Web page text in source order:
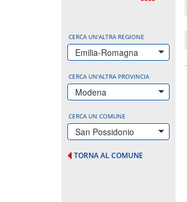
CERCA UN'ALTRA REGIONE
Emilia-Romagna
CERCA UN'ALTRA PROVINCIA
Modena
CERCA UN COMUNE
San Possidonio
TORNA AL COMUNE